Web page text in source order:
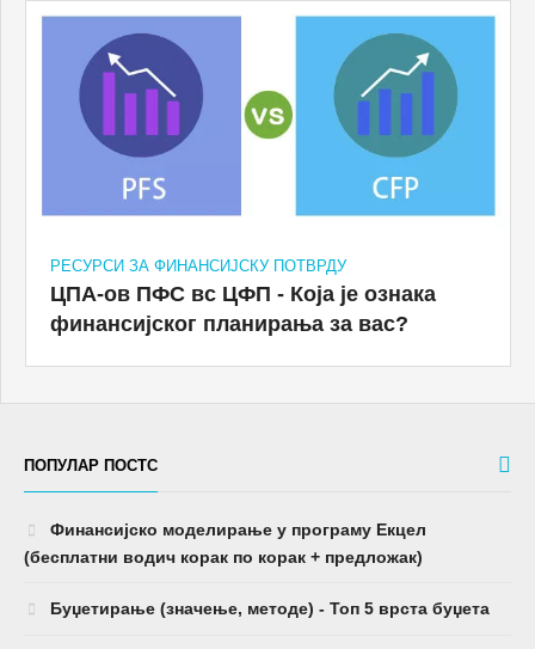
РЕСУРСИ ЗА ФИНАНСИЈСКУ ПОТВРДУ
ЦПА-ов ПФС вс ЦФП - Која је ознака
финансијског планирања за вас?
ПОПУЛАР ПОСТС
Финансијско моделирање у програму Екцел
(бесплатни водич корак по корак + предложак)
Буџетирање (значење, методе) - Топ 5 врста буџета